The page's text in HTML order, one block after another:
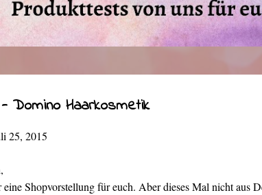
Domino Haarkosmetik
25, 2015
Shopvorstellung für euch. Aber dieses Mal nicht aus